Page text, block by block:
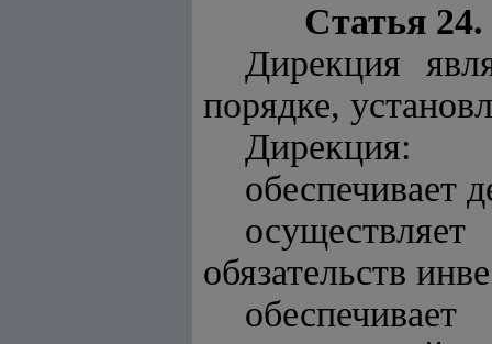
Статья
Дирекция
порядке,
Дирекция:
обеспечивает
обязательств